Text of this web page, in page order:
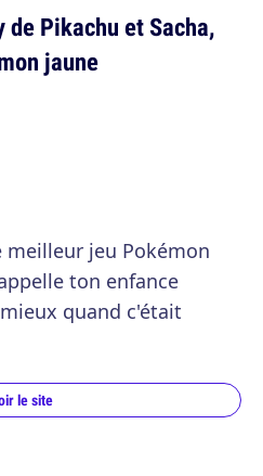
de Pikachu et Sacha,
jaune
meilleur jeu Pokémon
ton enfance
quand c'était
le site